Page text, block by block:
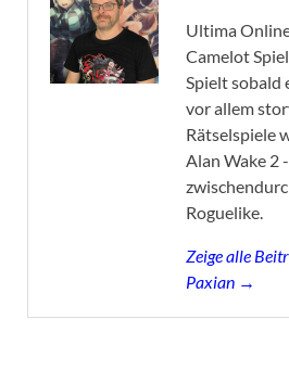
Ultima
Camelot
Spielt sobald
vor allem
Rätselspiele
Alan Wake 2
Roguelike.
Zeige alle
Paxian →